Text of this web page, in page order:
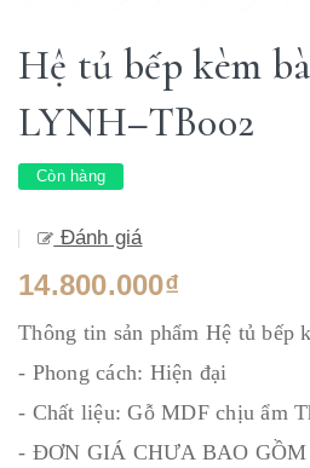
Hệ tủ bếp kèm
LYNH–TB002
Còn hàng
Đánh giá
14.800.000₫
Thông tin sản phẩm Hệ tủ bếp
- Phong cách: Hiện đại
- Chất liệu: Gỗ MDF chịu ẩm
- ĐƠN GIÁ CHƯA BAO